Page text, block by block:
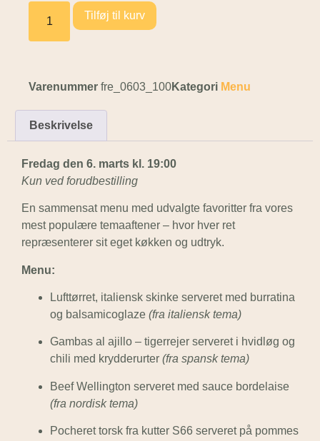
Tilføj til kurv
Varenummer fre_0603_100Kategori Menu
Beskrivelse
Fredag den 6. marts kl. 19:00
Kun ved forudbestilling
En sammensat menu med udvalgte favoritter fra vores
mest populære temaaftener – hvor hver ret
repræsenterer sit eget køkken og udtryk.
Menu:
Lufttørret, italiensk skinke serveret med burratina
og balsamicoglaze (fra italiensk tema)
Gambas al ajillo – tigerrejer serveret i hvidløg og
chili med krydderurter (fra spansk tema)
Beef Wellington serveret med sauce bordelaise
(fra nordisk tema)
Pocheret torsk fra kutter S66 serveret på pommes